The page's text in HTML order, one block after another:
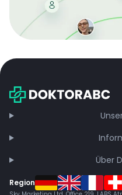
bei jeder Bestellung,
Über
Region